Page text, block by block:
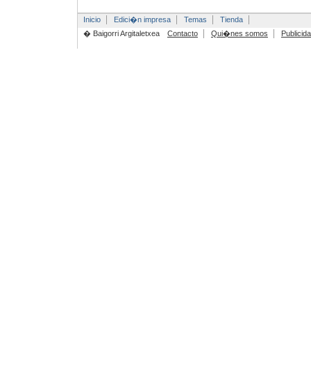
Inicio Edici�n impresa Temas
Tienda
� Baigorri Argitaletxea
Contacto Qui�nes somos